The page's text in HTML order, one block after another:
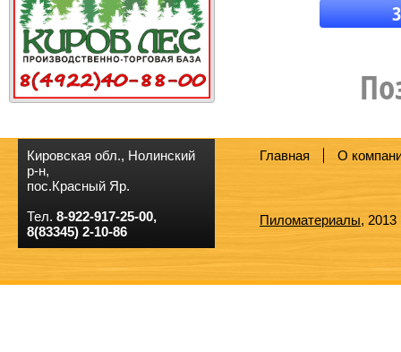
Кировская обл., Нолинский
р-н,
пос.Красный Яр.
Тел. 8-922-917-25-00,
8(83345) 2-10-86
Главная О
Пиломатериалы, 2013